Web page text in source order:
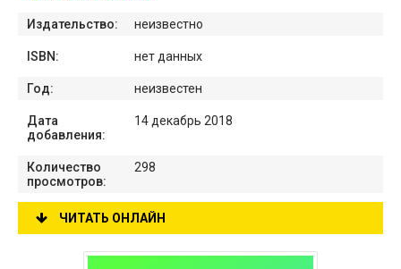
Издательство: неизвестно
ISBN: нет данных
Год: неизвестен
Дата
добавления:
14 декабрь 2018
Количество
просмотров:
298
ЧИТАТЬ ОНЛАЙН